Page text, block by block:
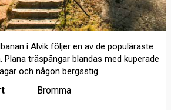
i Alvik följer en av de populäraste
Plana träspångar blandas med kuperade
och någon bergsstig.
Bromma